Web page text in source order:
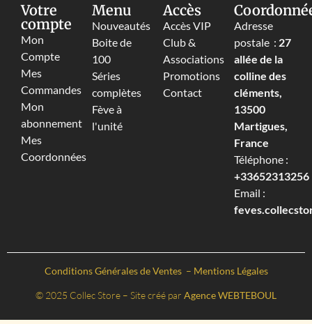
Votre
compte
Mon
Compte
Mes
Commandes
Mon
abonnement
Mes
Coordonnées
Menu
Nouveautés
Boite de
100
Séries
complètes
Fève à
l'unité
Accès
Accès VIP
Club &
Associations
Promotions
Contact
Adresse
postale : 27
allée de la
colline des
cléments,
13500
Martigues,
France
Téléphone :
+33652313256‬
Email :
Conditions Générales de Ventes – Mentions Légales
© 2025 Collec Store – Site créé par Agence WEBTEBOUL